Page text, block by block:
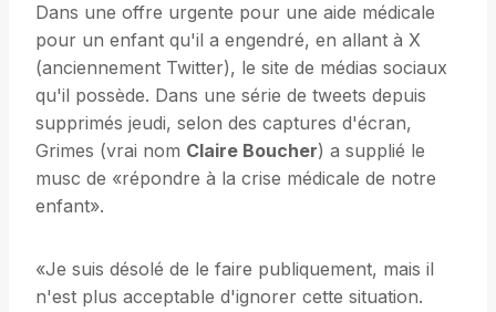
Dans une offre urgente pour une aide médicale
pour un enfant qu'il a engendré, en allant à X
(anciennement Twitter), le site de médias sociaux
qu'il possède. Dans une série de tweets depuis
supprimés jeudi, selon des captures d'écran,
Grimes (vrai nom Claire Boucher) a supplié le
musc de «répondre à la crise médicale de notre
enfant».
«Je suis désolé de le faire publiquement, mais il
n'est plus acceptable d'ignorer cette situation.